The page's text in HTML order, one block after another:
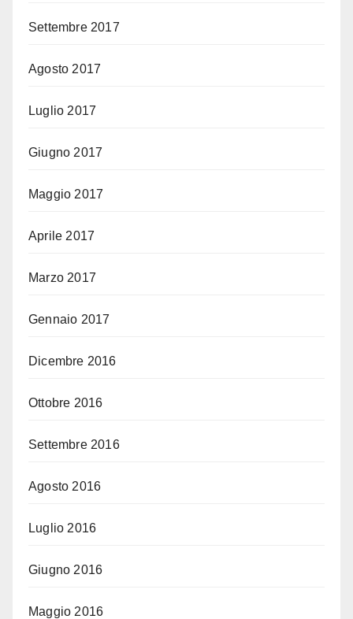
Settembre 2017
Agosto 2017
Luglio 2017
Giugno 2017
Maggio 2017
Aprile 2017
Marzo 2017
Gennaio 2017
Dicembre 2016
Ottobre 2016
Settembre 2016
Agosto 2016
Luglio 2016
Giugno 2016
Maggio 2016